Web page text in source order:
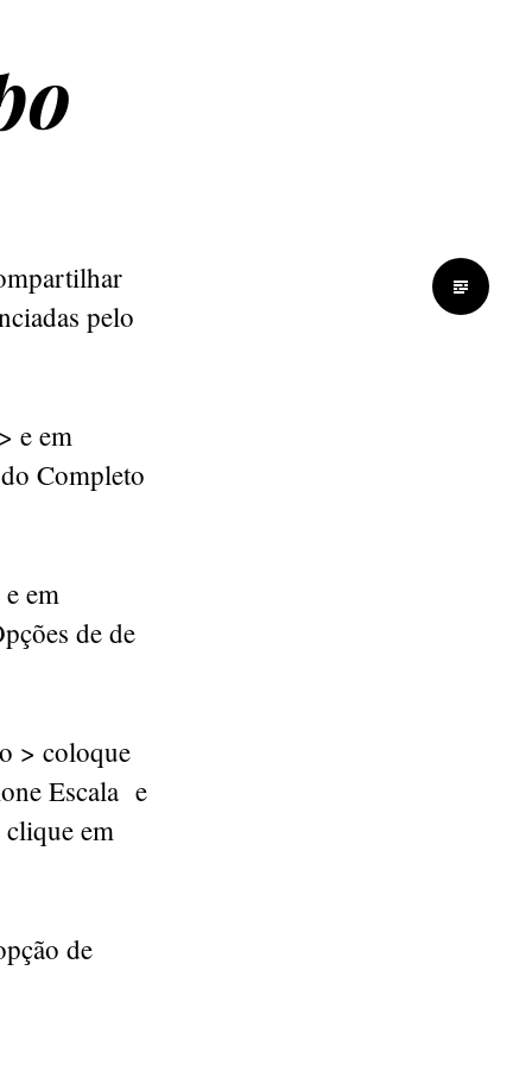
pelo
e em
Completo
em
de de
> coloque
Escala e
clique em
de